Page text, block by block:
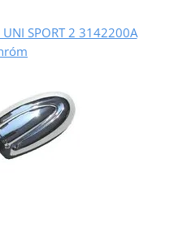
SPORT 2 3142200A